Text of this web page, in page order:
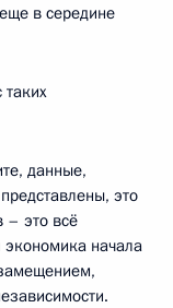
в середине
таких
данные,
это
– это всё
экономика начала